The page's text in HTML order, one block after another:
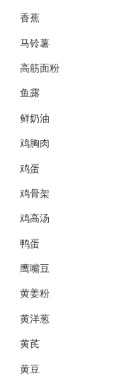
香蕉
马铃薯
高筋面粉
鱼露
鲜奶油
鸡胸肉
鸡蛋
鸡骨架
鸡高汤
鸭蛋
鹰嘴豆
黄姜粉
黄洋葱
黄芪
黄豆